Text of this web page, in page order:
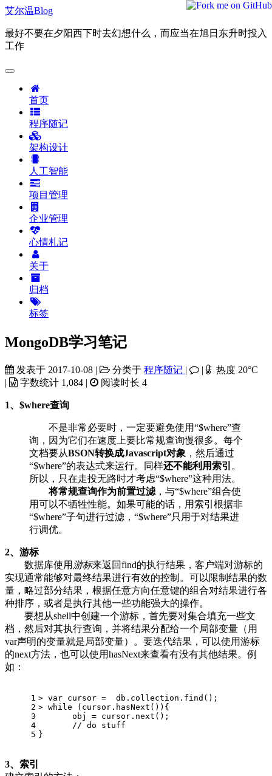
艾尔温Blog
最好不要在夕阳西下时去幻想什么，而应当在旭日东升时投入
工作
首页
程序随记
架构设计
人工智能
项目管理
企业管理
心情札记
关于
归档
标签
MongoDB学习笔记
发表于 2017-10-08 | 分类于 程序随记 | | 热度 20°C
|
字数统计 1,084 | 阅读时长 4
1、$where查询
不是非常必要时，一定要避免使用“$where”查
询，因为它们在速度上要比常规查询慢很多。每个
文档要从BSON转换成Javascript对象 ，然后通过
“$where”的表达式来运行。同样还不能利用索引 。
所以，只在走投无路时才考虑“$where”这种用法。
将常规查询作为前置过滤 ，与“$where”组合使
用可以不牺牲性能。如果可能的话，用索引根据非
“$where”子句进行过滤，“$where”只用于对结果进
行调优。
2、游标
数据库使用 游标来返回find的执行结果，客户端对游标的
实现通常能够对最终结果进行有效的控制。可以限制结果的数
量，略过部分结果，根据任意方向任意键的组合对结果进行各
种排序，或者是执行其他一些功能强大的操作。
要想从shell中创建一个游标，首先要对集合填充一些文
档，然后对其执行查询，并将结果分配给一个局部变量（用
var声明的变量就是局部变量）。要迭代结果，可以使用游标
的next方法，也可以使用hasNext来查看有没有其他结果。例
如：
1
2
3
4
5
> var cursor =  db.collection.find();
> while (cursor.hasNext()){
       obj = cursor.next();
       // do stuff
}
3、索引